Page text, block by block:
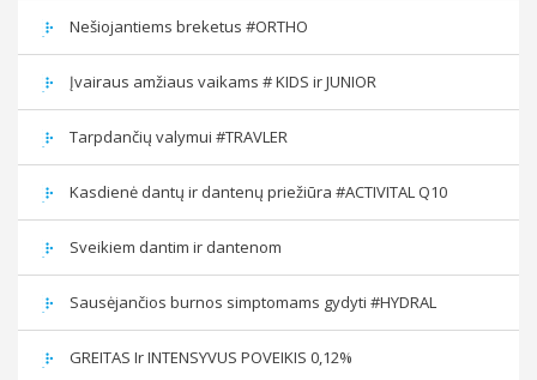
Nešiojantiems breketus #ORTHO
Įvairaus amžiaus vaikams # KIDS ir JUNIOR
Tarpdančių valymui #TRAVLER
Kasdienė dantų ir dantenų priežiūra #ACTIVITAL Q10
Sveikiem dantim ir dantenom
Sausėjančios burnos simptomams gydyti #HYDRAL
GREITAS Ir INTENSYVUS POVEIKIS 0,12%